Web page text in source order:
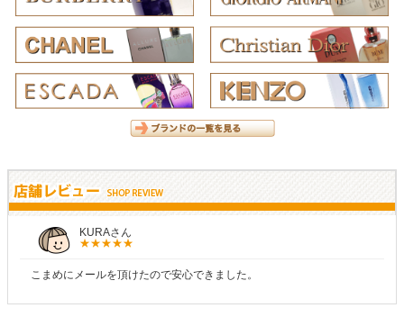
KURAさん
こまめにメールを頂けたので安心できました。